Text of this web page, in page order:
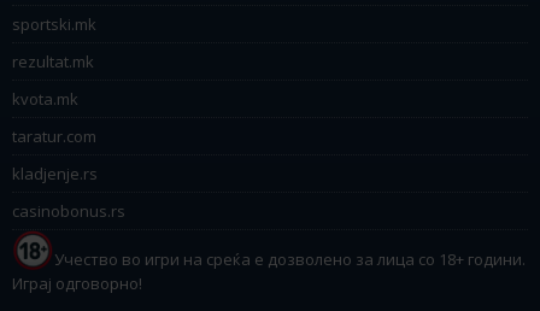
sportski.mk
rezultat.mk
kvota.mk
taratur.com
kladjenje.rs
casinobonus.rs
Учество во игри на среќа е дозволено за лица со 18+ години.
Играј одговорно!